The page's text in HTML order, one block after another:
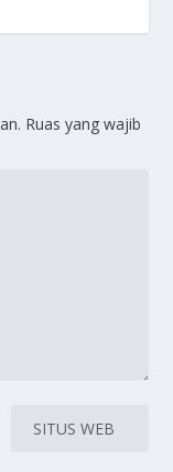
Ruas yang wajib